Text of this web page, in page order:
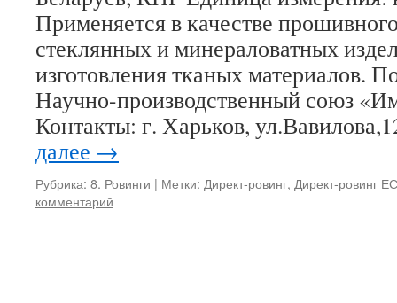
Применяется в качестве
стеклянных и минераловатных
изготовления тканых материалов.
Научно-производственный союз
Контакты: г. Харьков,
далее →
Рубрика: 8. Ровинги | Метки: Директ-ровинг, Директ-ровинг
комментарий